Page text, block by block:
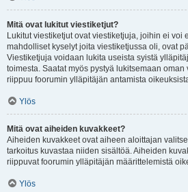
Mitä ovat lukitut viestiketjut?
Lukitut viestiketjut ovat viestiketjuja, joihin ei voi
mahdolliset kyselyt joita viestiketjussa oli, ovat
Viestiketjuja voidaan lukita useista syistä
toimesta. Saatat myös pystyä lukitsemaan oman
riippuu foorumin ylläpitäjän antamista
Ylös
Mitä ovat aiheiden kuvakkeet?
Aiheiden kuvakkeet ovat aiheen aloittajan
tarkoitus kuvastaa niiden sisältöä. Aiheiden
riippuvat foorumin ylläpitäjän määrittelemistä
Ylös